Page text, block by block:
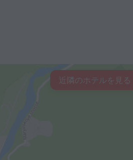
近隣のホテルを見る